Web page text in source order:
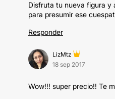
Disfruta tu nueva figura y
para presumir ese
Responder
LizMtz
18 sep 2017
Wow!!! super precio!! Te